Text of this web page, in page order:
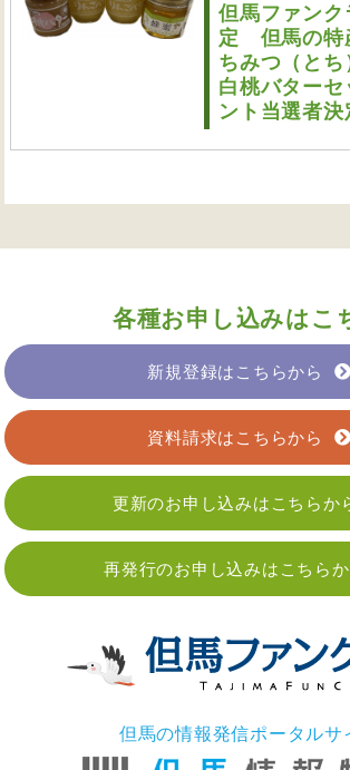
但馬ファンク
定 但馬の特
ちみつ（とち
白桃バター
ント当選者
各種お申し込みはこ
新規登録はこちらから
資料請求はこちらから
更新のお申し込みはこちらか
再発行のお申し込みはこちら
但馬の情報発信ポータルサ